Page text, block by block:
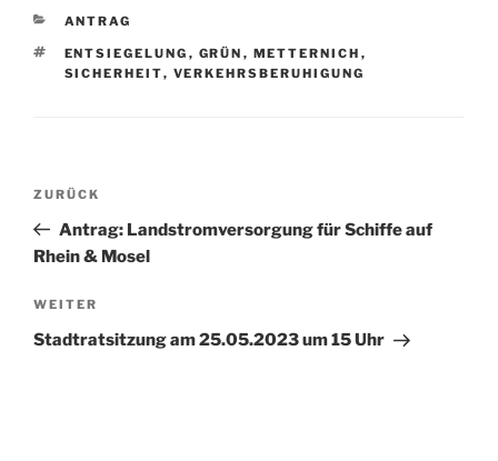
KATEGORIEN
ANTRAG
SCHLAGWÖRTER
ENTSIEGELUNG , GRÜN , METTERNICH ,
SICHERHEIT, VERKEHRSBERUHIGUNG
Beitragsnavigation
Vorheriger
Beitrag
ZURÜCK
Antrag: Landstromversorgung für Schiffe auf
Rhein & Mosel
Nächster
Beitrag
WEITER
Stadtratsitzung am 25.05.2023 um 15 Uhr